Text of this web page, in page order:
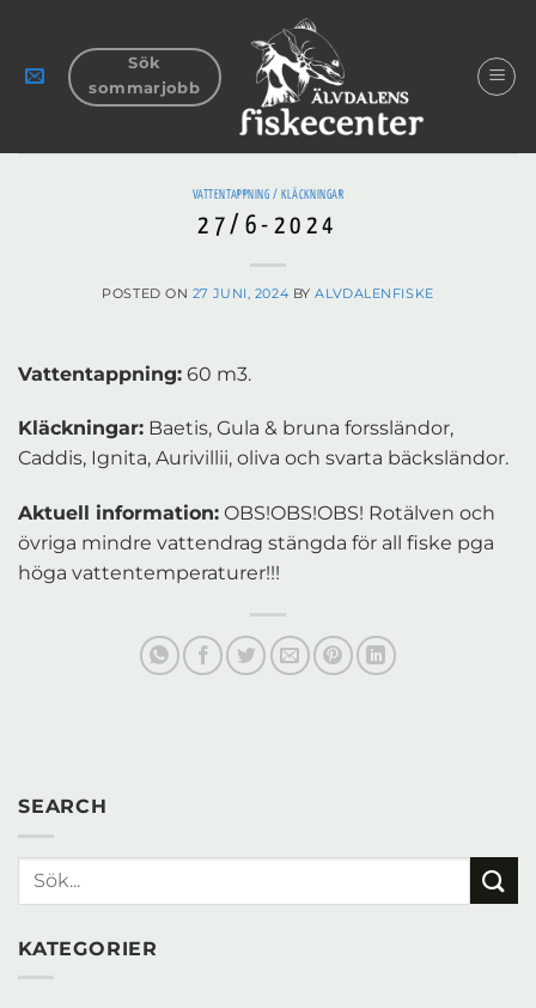
content
Sök
sommarjobb
VATTENTAPPNING / KLÄCKNINGAR
27/6-2024
POSTED ON 27 JUNI, 2024 BYALVDALENFISKE
Vattentappning: 60 m3.
Kläckningar: Baetis, Gula & bruna forssländor,
Caddis, Ignita, Aurivillii, oliva och svarta bäcksländor.
Aktuell information: OBS!OBS!OBS! Rotälven och
övriga mindre vattendrag stängda för all fiske pga
höga vattentemperaturer!!!
SEARCH
KATEGORIER